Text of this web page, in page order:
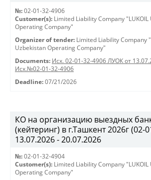
№: 02-01-32-4906
Customer(s): Limited Liability Company "LUKOIL
Operating Company"
Organizer of tender: Limited Liability Company
Uzbekistan Operating Company"
Documents: Исх. 02-01-32-4906 ЛУОК от
Исх.№02-01-32-4906
Deadline: 07/21/2026
КО на организацию выездных
(кейтеринг) в г.Ташкент 2026г (02-
13.07.2026 - 20.07.2026
№: 02-01-32-4904
Customer(s): Limited Liability Company "LUKOIL
Operating Company"